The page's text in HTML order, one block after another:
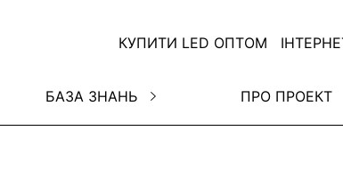
КУПИТИ LED ОПТОМ
БАЗА ЗНАНЬ ПРО ПРОЕКТ